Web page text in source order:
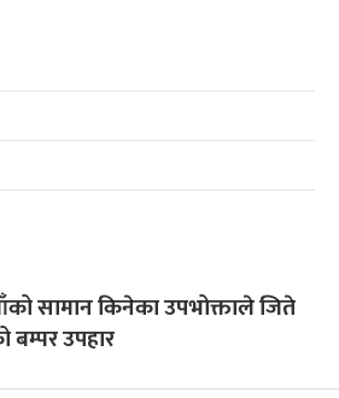
सामान किनेका उपभोक्ताले जिते
उपहार